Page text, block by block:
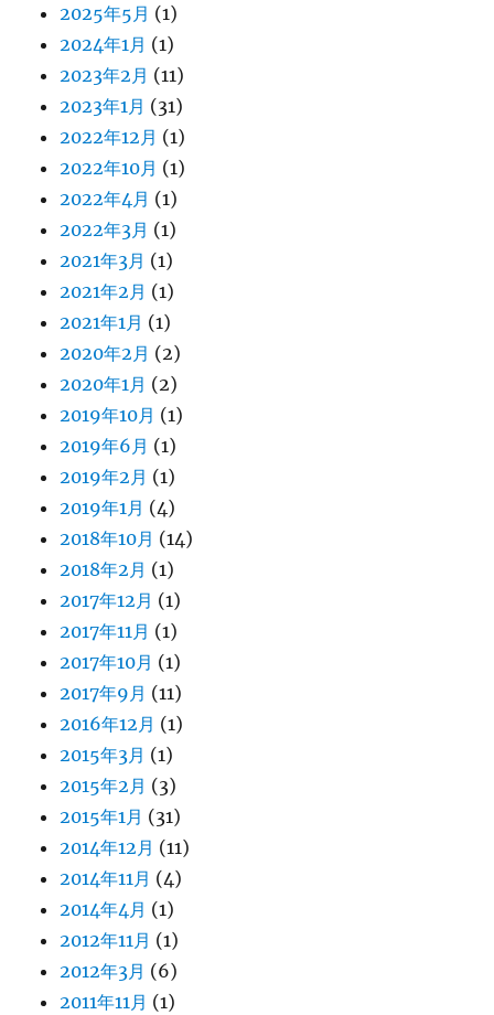
2025年5月 (1)
2024年1月 (1)
2023年2月 (11)
2023年1月 (31)
2022年12月 (1)
2022年10月 (1)
2022年4月 (1)
2022年3月 (1)
2021年3月 (1)
2021年2月 (1)
2021年1月 (1)
2020年2月 (2)
2020年1月 (2)
2019年10月 (1)
2019年6月 (1)
2019年2月 (1)
2019年1月 (4)
2018年10月 (14)
2018年2月 (1)
2017年12月 (1)
2017年11月 (1)
2017年10月 (1)
2017年9月 (11)
2016年12月 (1)
2015年3月 (1)
2015年2月 (3)
2015年1月 (31)
2014年12月 (11)
2014年11月 (4)
2014年4月 (1)
2012年11月 (1)
2012年3月 (6)
2011年11月 (1)